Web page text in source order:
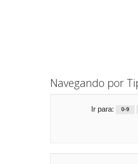
Navegando por
Ir para: 0-9